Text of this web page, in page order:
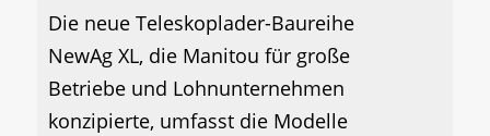
Die neue Teleskoplader-Baureihe
NewAg XL, die Manitou für große
Betriebe und Lohnunternehmen
konzipierte, umfasst die Modelle